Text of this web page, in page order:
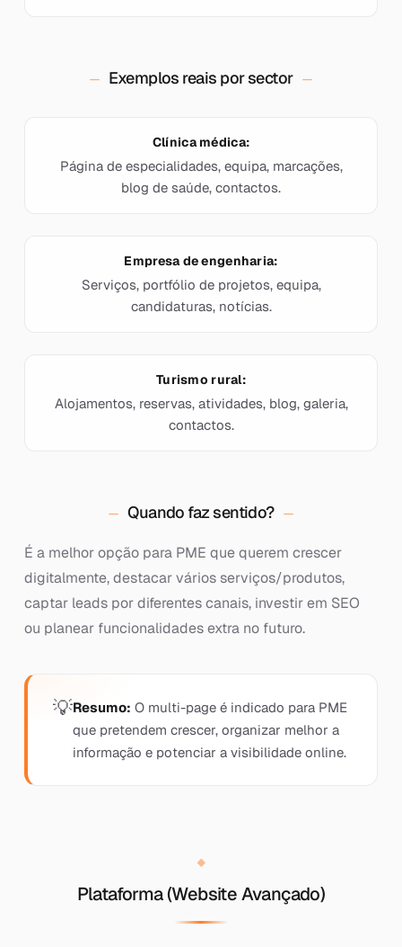
Exemplos reais por sector
Clínica médica:
Página de especialidades, equipa, marcações,
blog de saúde, contactos.
Empresa de engenharia:
Serviços, portfólio de projetos, equipa,
candidaturas, notícias.
Turismo rural:
Alojamentos, reservas, atividades, blog, galeria,
contactos.
Quando faz sentido?
É a melhor opção para PME que querem crescer
digitalmente, destacar vários serviços/produtos,
captar leads por diferentes canais, investir em SEO
ou planear funcionalidades extra no futuro.
Resumo: O multi-page é indicado para PME
que pretendem crescer, organizar melhor a
informação e potenciar a visibilidade online.
Plataforma (Website Avançado)